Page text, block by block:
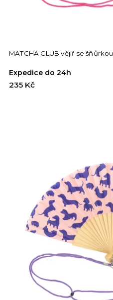
MATCHA CLUB vějíř se šňůrkou
Expedice do 24h
235 Kč